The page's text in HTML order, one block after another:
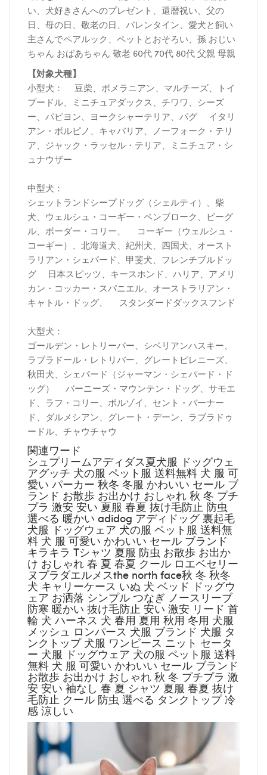
い、犬好きさんへのプレゼント、還暦祝い、父の
日、母の日、敬老の日、バレンタイン、愛犬と飼い
主さんでペアルック、ペットとおそろい、孫 おじい
ちゃん おばあちゃん 敬老 60代 70代 80代 父親 母親
【対象犬種】
小型犬： 豆柴、ポメラニアン、マルチーズ、トイ
プードル、ミニチュアダックス、チワワ、シーズ
ー、パピヨン、ヨークシャーテリア、パグ イタリ
アン・ボルピノ、キャバリア、ノーフォーク・テリ
ア、ジャック・ラッセル・テリア、ミニチュア・シ
ュナウザー
中型犬：
シェットランドシープドッグ（シェルティ）、柴
犬、ウェルシュ・コーギー・ペンブローク、ビーグ
ル、ボーダー・コリー、 コーギー（ウェルシュ・
コーギー）、北海道犬、紀州犬、四国犬、オースト
ラリアン・シェパード、甲斐犬、フレンチブルドッ
グ 日本スピッツ、キースホンド、ハリア、アメリ
カン・コッカー・スパニエル、オーストラリアン・
キャトル・ドッグ、 スタンダードダックスフンド
大型犬：
ゴールデン・レトリーバー、シベリアンハスキー、
ラブラドール・レトリバー、グレートピレニーズ、
秋田犬、シェパード（ジャーマン・シェパード・ド
ッグ） バーニーズ・マウンテン・ドッグ、サモエ
ド、ラフ・コリー、ボルゾイ、セント・バーナー
ド、ダルメシアン、グレート・デーン、ラブラドゥ
ードル、チャウチャウ
関連ワード
シュプリームアディダス夏犬服 ドッグウェ
アグッチ 犬の服 ペット服 送料無料 犬 服 可
愛い パーカー 秋冬 冬服 かわいい セール ブ
ランド お散歩 お出かけ おしゃれ 秋 冬 プチ
プラ 激安 安い 夏服 春夏 抜け毛防止 防虫
選べる 暖かい adidog アディドッグ 裏起毛
犬服 ドッグウェア 犬の服 ペット服 送料無
料 犬 服 可愛い かわいい セール ブランド
キラキラ Tシャツ 夏服 防虫 お散歩 お出か
け おしゃれ 春 夏 春夏 クール ロエベセリー
ヌプラダエルメスthe north face秋 冬 秋冬
犬 キャリーケース いぬ 犬 ベッド ドッグウ
ェア お洒落 シンプル つなぎ ノースリーブ
防寒 暖かい 抜け毛防止 安い 激安 リード 首
輪 犬 ハーネス 犬 春用 夏用 秋用 冬用 犬服
メッシュ ロンパース 犬服 ブランド 犬服 タ
ンクトップ 犬服 ワンピース ニット セータ
ー 犬服 ドッグウェア 犬の服 ペット服 送料
無料 犬 服 可愛い かわいい セール ブランド
お散歩 お出かけ おしゃれ 秋 冬 プチプラ 激
安 安い 袖なし 春 夏 シャツ 夏服 春夏 抜け
毛防止 クール 防虫 選べる タンクトップ 冷
感 涼しい